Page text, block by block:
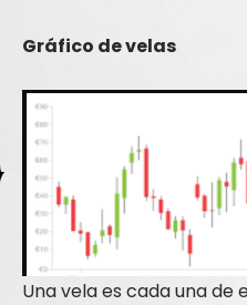
Gráfico de velas
Una vela es cada una de